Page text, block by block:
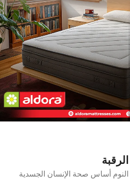
النوم أساس صحة الإنسان الجسدية